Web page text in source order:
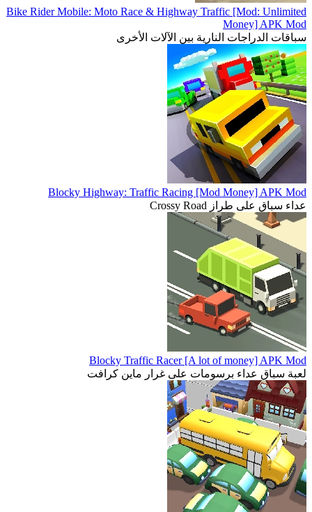
Bike Rider Mobile: Moto Race & Highway Traffic [Mod: Unlimited
Money] APK Mod
سباقات الدراجات النارية بين الآلات الأخرى
Blocky Highway: Traffic Racing [Mod Money] APK Mod
عداء سباق على طراز Crossy Road
Blocky Traffic Racer [A lot of money] APK Mod
لعبة سباق عداء برسومات على غرار ماين كرافت